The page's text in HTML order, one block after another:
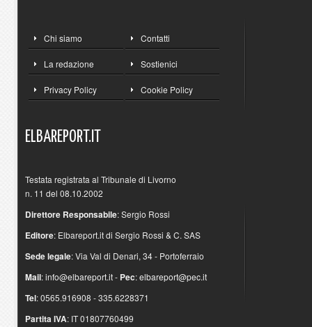
Chi siamo Contatti
La redazione Sostienici
Privacy Policy Cookie Policy
ELBAREPORT.IT
Testata registrata al Tribunale di Livorno
n. 11 del 08.10.2002
Direttore Responsabile: Sergio Rossi
Editore: Elbareport.it di Sergio Rossi & C. SAS
Sede legale: Via Val di Denari, 34 - Portoferraio
Mail:info@elbareport.it- Pec:elbareport@pec.it
Tel: 0565.916908 - 335.6228371
Partita IVA: IT 01807760499